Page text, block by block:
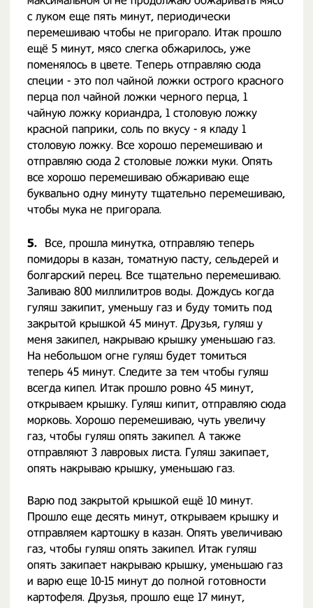
с луком еще пять минут, периодически
перемешиваю чтобы не пригорало. Итак прошло
ещё 5 минут, мясо слегка обжарилось, уже
поменялось в цвете. Теперь отправляю сюда
специи - это пол чайной ложки острого красного
перца пол чайной ложки черного перца, 1
чайную ложку кориандра, 1 столовую ложку
красной паприки, соль по вкусу - я кладу 1
столовую ложку. Все хорошо перемешиваю и
отправляю сюда 2 столовые ложки муки. Опять
все хорошо перемешиваю обжариваю еще
буквально одну минуту тщательно перемешиваю,
чтобы мука не пригорала.
5.
Все, прошла минутка, отправляю теперь
помидоры в казан, томатную пасту, сельдерей и
болгарский перец. Все тщательно перемешиваю.
Заливаю 800 миллилитров воды. Дождусь когда
гуляш закипит, уменьшу газ и буду томить под
закрытой крышкой 45 минут. Друзья, гуляш у
меня закипел, накрываю крышку уменьшаю газ.
На небольшом огне гуляш будет томиться
теперь 45 минут. Следите за тем чтобы гуляш
всегда кипел. Итак прошло ровно 45 минут,
открываем крышку. Гуляш кипит, отправляю сюда
морковь. Хорошо перемешиваю, чуть увеличу
газ, чтобы гуляш опять закипел. А также
отправляют 3 лавровых листа. Гуляш закипает,
опять накрываю крышку, уменьшаю газ.
Варю под закрытой крышкой ещё 10 минут.
Прошло еще десять минут, открываем крышку и
отправляем картошку в казан. Опять увеличиваю
газ, чтобы гуляш опять закипел. Итак гуляш
опять закипает накрываю крышку, уменьшаю газ
и варю еще 10-15 минут до полной готовности
картофеля. Друзья, прошло еще 17 минут,